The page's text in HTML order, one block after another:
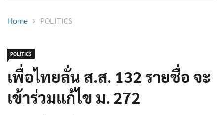
Home POLITICS
POLITICS
เพื่อไทยลั่น ส.ส. 132 รายชื่อ จะ
เข้าร่วมแก้ไข ม. 272